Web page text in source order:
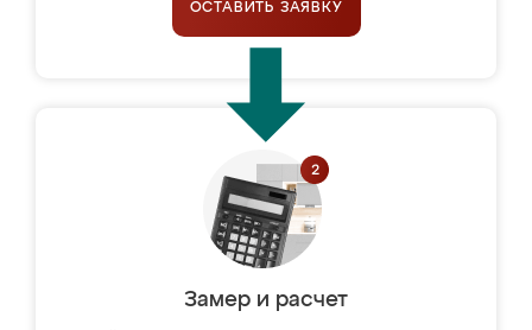
ОСТАВИТЬ ЗАЯВКУ
Замер и расчет